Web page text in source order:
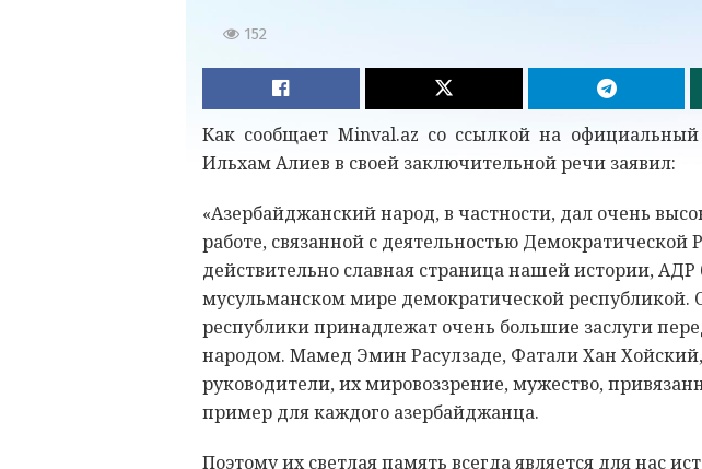
152
Как сообщает Minval.az со ссылкой на
Ильхам Алиев в своей заключительной речи заявил:
«Азербайджанский народ, в частности, дал очень
работе, связанной с деятельностью Демократической
действительно славная страница нашей истории, АДР
мусульманском мире демократической республикой.
республики принадлежат очень большие заслуги
народом. Мамед Эмин Расулзаде, Фатали Хан
руководители, их мировоззрение, мужество,
пример для каждого азербайджанца.
Поэтому их светлая память всегда является для нас